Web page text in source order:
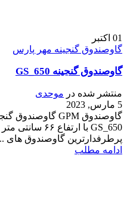
01 اکتبر
گاوصندوق گنجینه مهر پارس
گاوصندوق گنجینه GS_650
منتشر شده در موحدی
5 مارس, 2023
پرطرفدارترین گاوصندوق های
ادامه مطلب